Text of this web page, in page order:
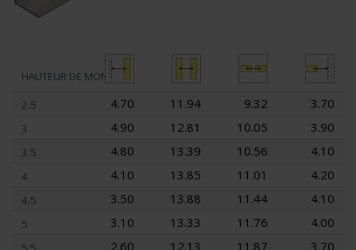
HAUTEUR DE MONTAGE
2.5
4.70 11.94 9.32 3.70
3 4.90 12.81 10.05 3.90
3.5 4.80 13.39 10.56 4.10
4 4.10 13.85 11.01 4.20
4.5 3.50 13.88 11.44 4.10
5 3.10 13.33 11.76 4.00
2.60 12.13 11.87 3.70